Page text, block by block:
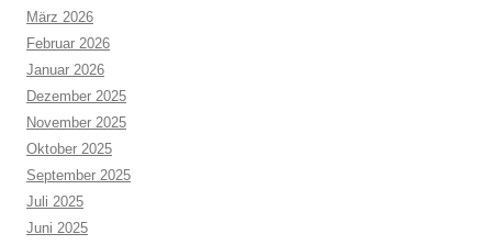
März 2026
Februar 2026
Januar 2026
Dezember 2025
November 2025
Oktober 2025
September 2025
Juli 2025
Juni 2025